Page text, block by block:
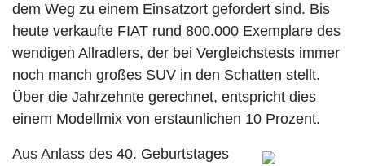
dem Weg zu einem Einsatzort gefordert sind. Bis
heute verkaufte FIAT rund 800.000 Exemplare des
wendigen Allradlers, der bei Vergleichstests immer
noch manch großes SUV in den Schatten stellt.
Über die Jahrzehnte gerechnet, entspricht dies
einem Modellmix von erstaunlichen 10 Prozent.
Aus Anlass des 40. Geburtstages